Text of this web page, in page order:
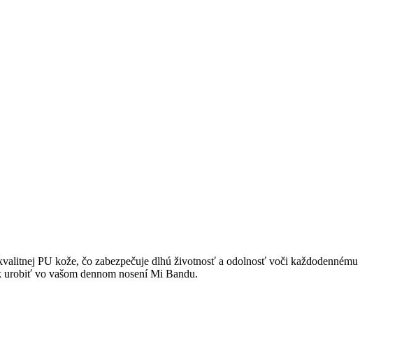
PU kože, čo zabezpečuje dlhú životnosť a odolnosť voči každodennému
urobiť vo vašom dennom nosení Mi Bandu.